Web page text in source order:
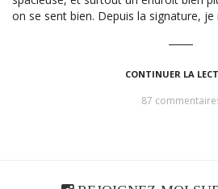
on se sent bien. Depuis la signature,
CONTINUER LA
87